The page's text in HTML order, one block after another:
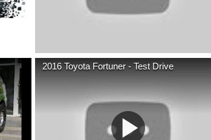
2016 Toyota Fortuner - Test Drive